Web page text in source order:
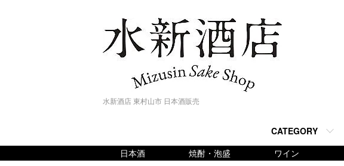
水新酒店 東村山市 日本酒販売
CATEGORY
日本酒 焼酎・泡盛 ワイン